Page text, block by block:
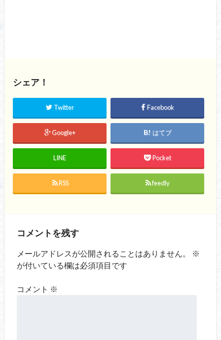
シェア！
Twitter Facebook
Google+ はてブ
LINE Pocket
RSS feedly
コメントを残す
メールアドレスが公開されることはありません。
※
が付いている欄は必須項目です
コメント ※